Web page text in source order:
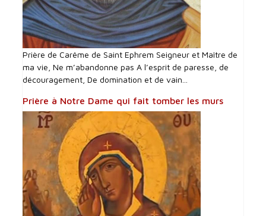
Prière de Carême de Saint Ephrem Seigneur et Maître de
ma vie, Ne m’abandonne pas A l’esprit de paresse, de
découragement, De domination et de vain...
Prière à Notre Dame qui fait tomber les murs